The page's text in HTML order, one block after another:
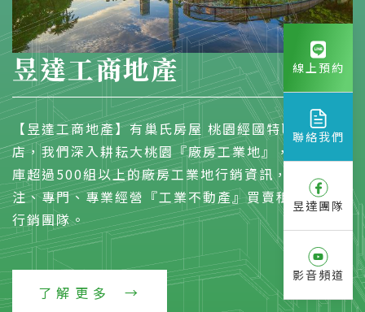
昱達工商地產
【昱達工商地產】有巢氏房屋 桃園經國特區加盟
店，我們深入耕耘大桃園『廠房工業地』，物件資料
庫超過500組以上的廠房工業地行銷資訊，是一個專
注、專門、專業經營『工業不動產』買賣租賃的開發
行銷團隊。
了解更多
線上預約
聯絡我們
昱達團隊
影音頻道